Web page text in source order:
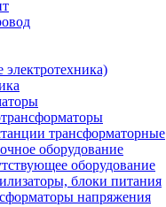
трансформаторные
оборудование
оборудование
блоки питания
напряжения